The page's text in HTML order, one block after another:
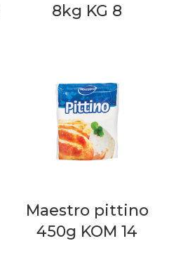
8kg KG 8
Maestro pittino
450g KOM 14